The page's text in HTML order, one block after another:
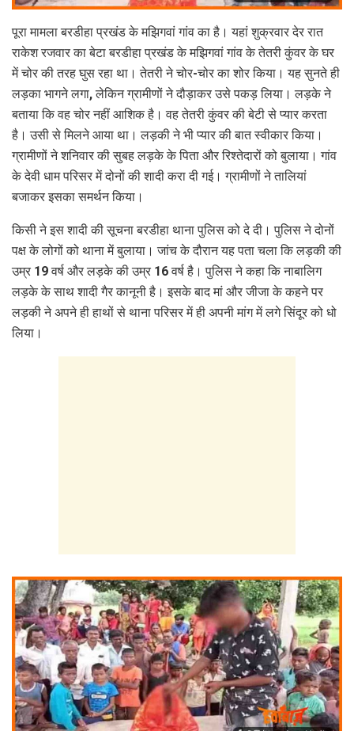
पूरा मामला बरडीहा प्रखंड के मझिगवां गांव का है। यहां शुक्रवार देर रात
राकेश रजवार का बेटा बरडीहा प्रखंड के मझिगवां गांव के तेतरी कुंवर के घर
में चोर की तरह घुस रहा था। तेतरी ने चोर-चोर का शोर किया। यह सुनते ही
लड़का भागने लगा, लेकिन ग्रामीणों ने दौड़ाकर उसे पकड़ लिया। लड़के ने
बताया कि वह चोर नहीं आशिक है। वह तेतरी कुंवर की बेटी से प्यार करता
है। उसी से मिलने आया था। लड़की ने भी प्यार की बात स्वीकार किया।
ग्रामीणों ने शनिवार की सुबह लड़के के पिता और रिश्तेदारों को बुलाया। गांव
के देवी धाम परिसर में दोनों की शादी करा दी गई। ग्रामीणों ने तालियां
बजाकर इसका समर्थन किया।
किसी ने इस शादी की सूचना बरडीहा थाना पुलिस को दे दी। पुलिस ने दोनों
पक्ष के लोगों को थाना में बुलाया। जांच के दौरान यह पता चला कि लड़की की
उम्र 19 वर्ष और लड़के की उम्र 16 वर्ष है। पुलिस ने कहा कि नाबालिग
लड़के के साथ शादी गैर कानूनी है। इसके बाद मां और जीजा के कहने पर
लड़की ने अपने ही हाथों से थाना परिसर में ही अपनी मांग में लगे सिंदूर को धो
लिया।